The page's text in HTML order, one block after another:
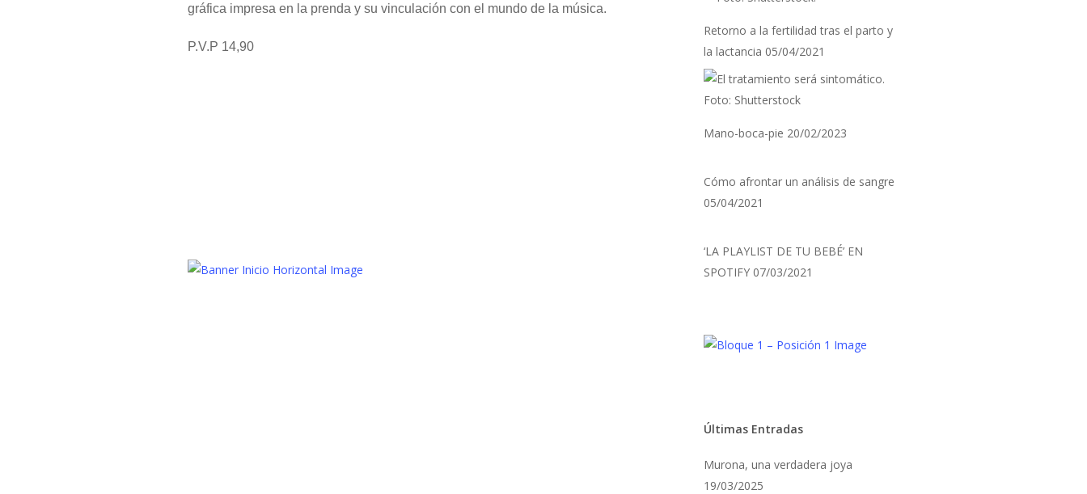
gráfica impresa en la prenda y su vinculación con el mundo de la música.
P.V.P 14,90
Retorno a la fertilidad tras el parto y
la lactancia 05/04/2021
Mano-boca-pie 20/02/2023
Cómo afrontar un análisis de sangre
05/04/2021
‘LA PLAYLIST DE TU BEBÉ’ EN
SPOTIFY 07/03/2021
Últimas Entradas
Murona, una verdadera joya
19/03/2025